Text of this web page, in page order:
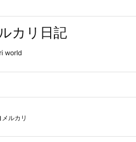
カリ日記
world
メルカリ